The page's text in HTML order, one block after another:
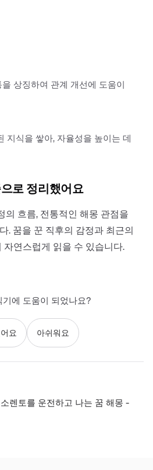
상징하여 관계 개선에 도움이
지식을 쌓아, 자율성을 높이는 데
로 정리했어요
의 흐름, 전통적인 해몽 관점을
. 꿈을 꾼 직후의 감정과 최근의
연스럽게 읽을 수 있습니다.
기에 도움이 되었나요?
요 아쉬워요
렌토를 운전하고 나는 꿈 해몽 -